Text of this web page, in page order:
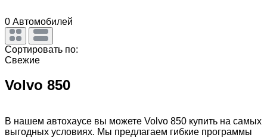
0 Автомобилей
Сортировать по:
Свежие
Volvo 850
В нашем автохаусе вы можете Volvo 850 купить на самых
выгодных условиях. Мы предлагаем гибкие программы